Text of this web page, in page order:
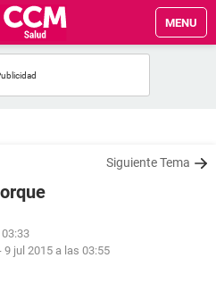
MENU
Siguiente Tema
9 jul 2015 a las 03:55